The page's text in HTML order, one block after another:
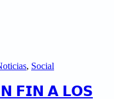
, Social
𝗙𝗜𝗡 𝗔 𝗟𝗢𝗦